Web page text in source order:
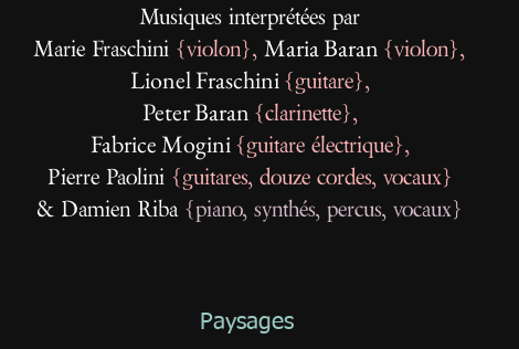
Musiques interprétées par
Marie Fraschini {violon}, Maria Baran {violon},
Lionel Fraschini{guitare},
Peter Baran {clarinette},
Fabrice Mogini{guitare électrique},
Pierre Paolini {guitares, douze cordes, vocaux}
& Damien Riba {piano, synthés, percus, vocaux}
Paysages